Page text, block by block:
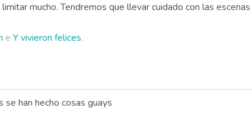
mucho. Tendremos que llevar cuidado con las
e Y vivieron felices.
han hecho cosas guays